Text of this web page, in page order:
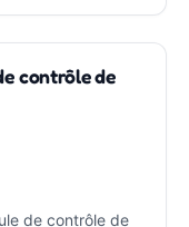
contrôle de
de contrôle de